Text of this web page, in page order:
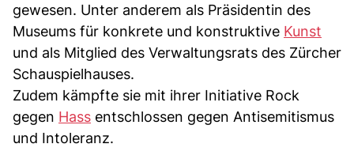
gewesen. Unter anderem als Präsidentin des
Museums für konkrete und konstruktive Kunst
und als Mitglied des Verwaltungsrats des Zürcher
Schauspielhauses.
Zudem kämpfte sie mit ihrer Initiative Rock
gegen Hass entschlossen gegen Antisemitismus
und Intoleranz.